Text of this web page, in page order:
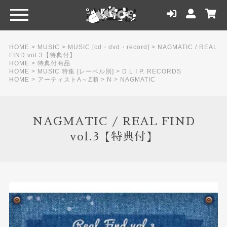
HOME > MUSIC > MUSIC [cd・dvd・record] > NAGMATIC / REAL
FIND vol.3【特典付】
HOME > 特典付商品
HOME > MUSIC 特集 [レーベル別] > D.L.I.P. RECORDS
HOME > アーティストA～Z順 > N > NAGMATIC
NAGMATIC / REAL FIND
vol.3【特典付】